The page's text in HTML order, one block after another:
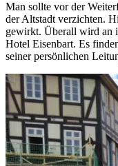
Man sollte vor der
der Altstadt verzichten.
gewirkt. Überall wird an
Hotel Eisenbart. Es
seiner persönlichen